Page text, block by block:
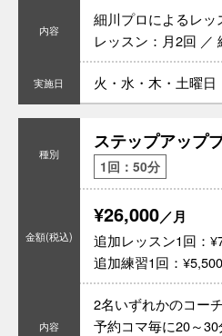
細川プロによるレッ
レッスン：月2回 ／
火・水・木・土曜日
ステップアップ
1回：50分
¥26,000／月
追加レッスン1回：
追加練習1回：¥5,500
2名いずれかのコー
予約コマ毎に20～